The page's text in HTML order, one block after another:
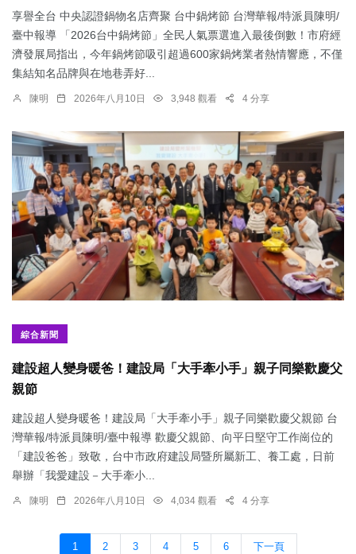
享譽全台 中央認證鍋物名店齊聚 台中鍋烤節 台灣華報/特派員陳明/
臺中報導 「2026台中鍋烤節」全民人氣票選進入最後倒數！市府經
濟發展局指出，今年鍋烤節吸引超過600家鍋烤業者熱情響應，不僅
集結知名品牌與在地巷弄好...
陳明 2026年八月10日 3,948 觀看 4 分享
綜合新聞
建設超人變身暖爸！建設局「大手牽小手」親子同樂歡慶父
親節
建設超人變身暖爸！建設局「大手牽小手」親子同樂歡慶父親節 台
灣華報/特派員陳明/臺中報導 歡慶父親節、向平日堅守工作崗位的
「建設爸爸」致敬，台中市政府建設局暨所屬新工、養工處，日前
舉辦「我愛建設－大手牽小...
陳明 2026年八月10日 4,034 觀看 4 分享
1 2 3 4 5 6 下一頁